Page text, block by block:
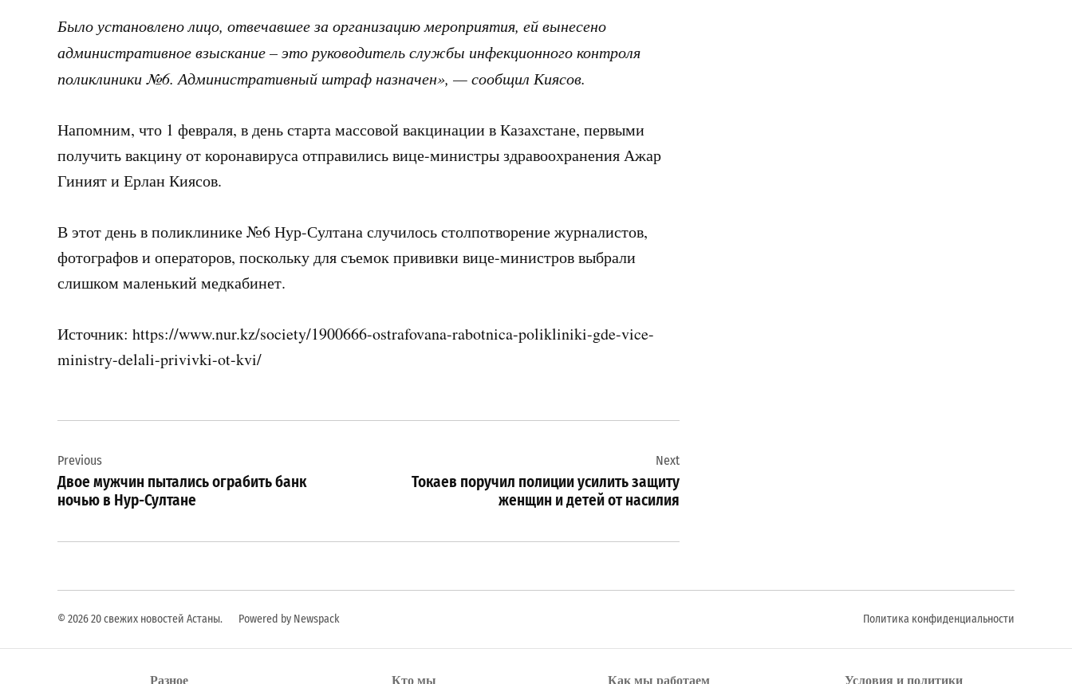
Было установлено лицо, отвечавшее за организацию мероприятия, ей вынесено
административное взыскание – это руководитель службы инфекционного контроля
поликлиники №6. Административный штраф назначен», — сообщил Киясов.
Напомним, что 1 февраля, в день старта массовой вакцинации в Казахстане, первыми
получить вакцину от коронавируса отправились вице-министры здравоохранения Ажар
Гиният и Ерлан Киясов.
В этот день в поликлинике №6 Нур-Султана случилось столпотворение журналистов,
фотографов и операторов, поскольку для съемок прививки вице-министров выбрали
слишком маленький медкабинет.
Источник: https://www.nur.kz/society/1900666-ostrafovana-rabotnica-polikliniki-gde-vice-
ministry-delali-privivki-ot-kvi/
по
записям
Previous
Двое мужчин пытались ограбить банк
ночью в Нур-Султане
Next
Токаев поручил полиции усилить защиту
женщин и детей от насилия
© 2026 20 свежих новостей Астаны. Powered by Newspack Политика конфиденциальности
Разное Кто мы Как мы работаем Условия и политики